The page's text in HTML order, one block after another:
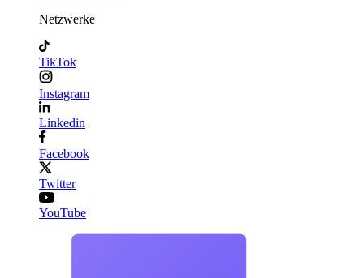
Netzwerke
TikTok
Instagram
Linkedin
Facebook
Twitter
YouTube